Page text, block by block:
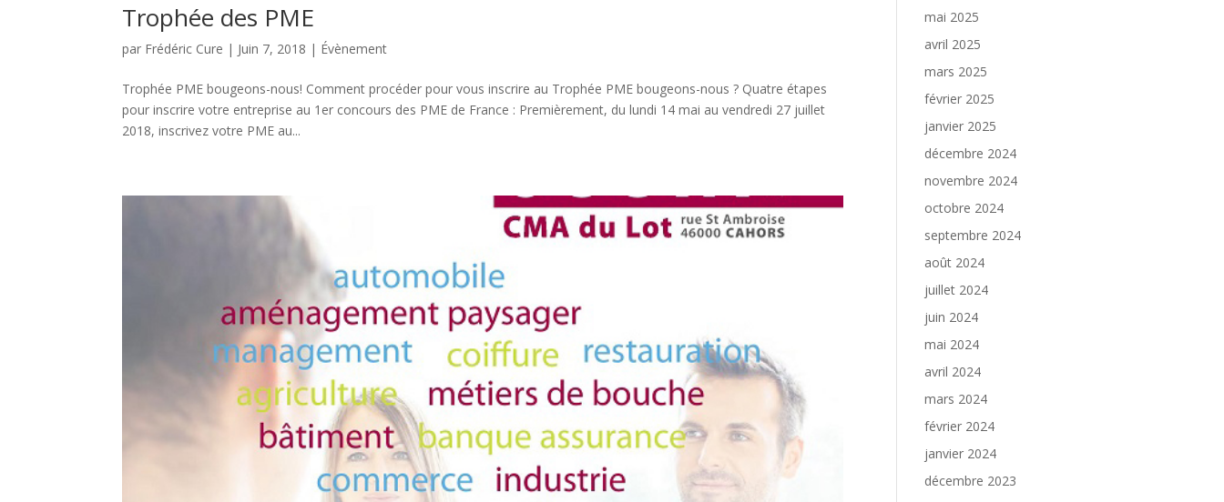
Trophée des PME
par Frédéric Cure | Juin 7, 2018 | Évènement
Trophée PME bougeons-nous! Comment procéder pour vous inscrire au Trophée PME bougeons-nous ? Quatre étapes
pour inscrire votre entreprise au 1er concours des PME de France : Premièrement, du lundi 14 mai au vendredi 27 juillet
2018, inscrivez votre PME au...
mai 2025
avril 2025
mars 2025
février 2025
janvier 2025
décembre 2024
novembre 2024
octobre 2024
septembre 2024
août 2024
juillet 2024
juin 2024
mai 2024
avril 2024
mars 2024
février 2024
janvier 2024
décembre 2023